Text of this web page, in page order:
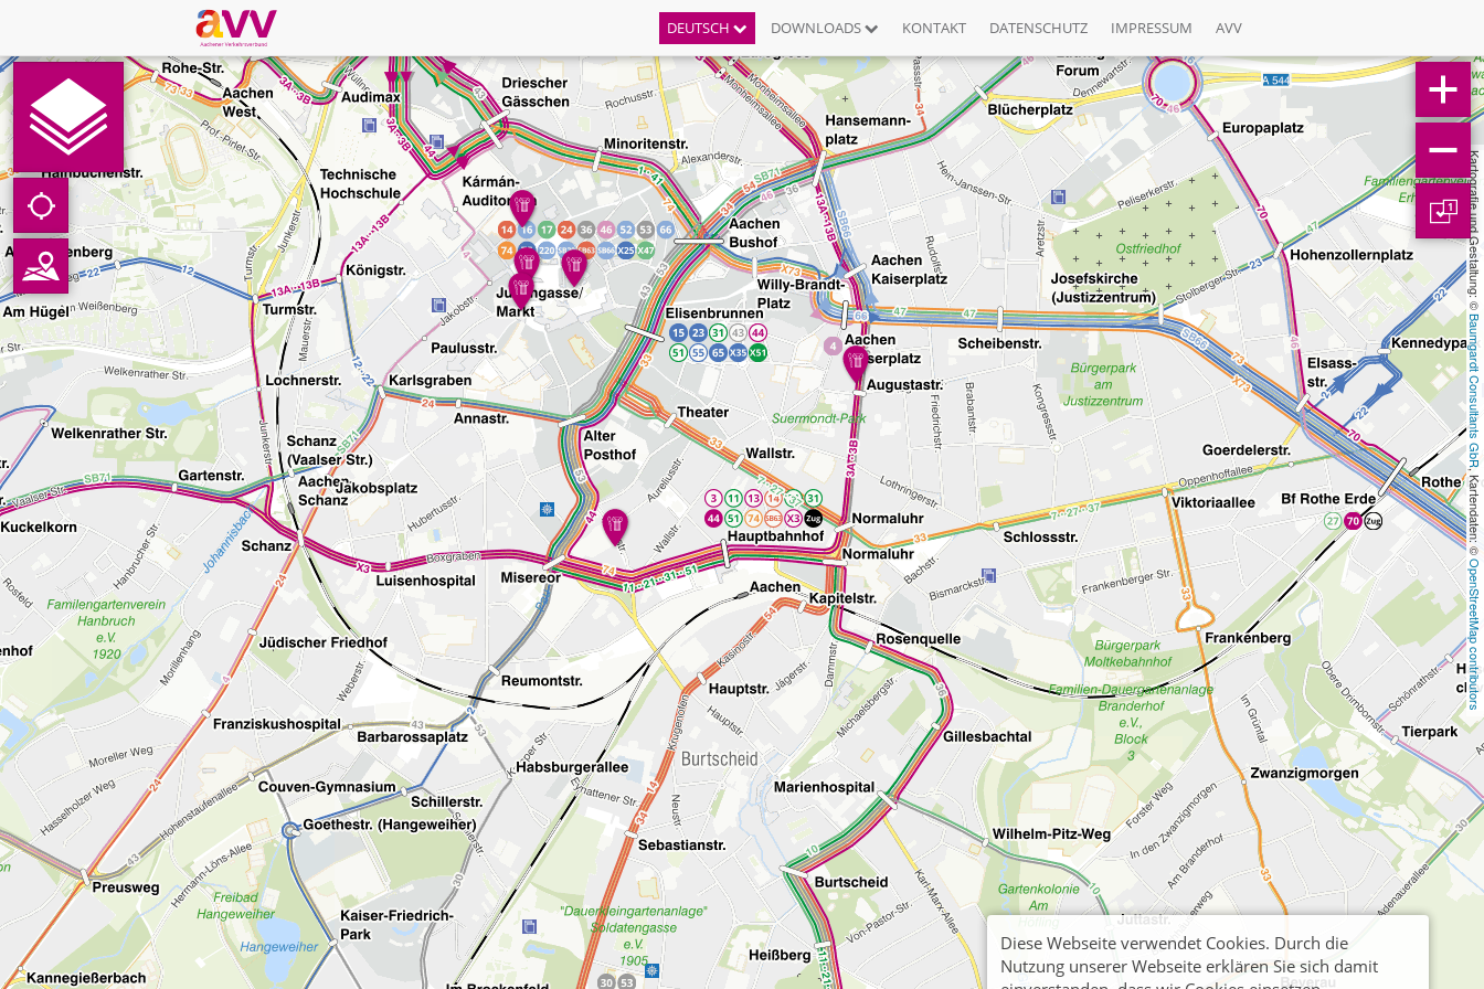
DEUTSCH DOWNLOADS KONTAKT DATENSCHUTZ IMPRESSUM AVV
Kartografie und Gestaltung: ©
Baumgardt Consultants GbR
, Kartendaten: ©
OpenStreetMap contributors
1
Diese Webseite verwendet Cookies. Durch die
Nutzung unserer Webseite erklären Sie sich damit